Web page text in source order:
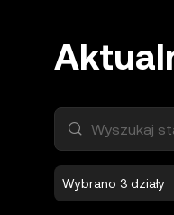
Wyszukaj
Wybrano 3 działy